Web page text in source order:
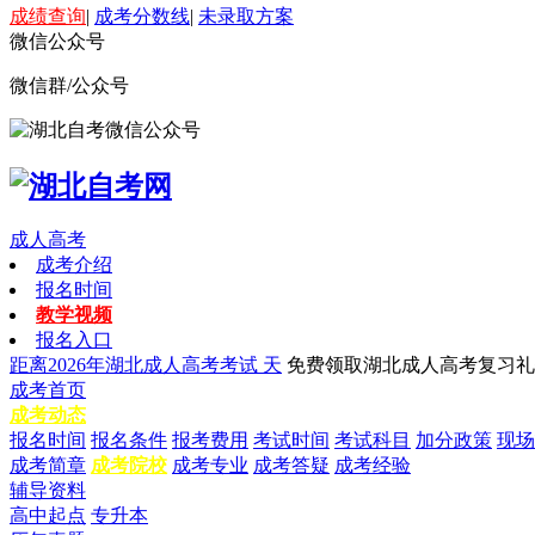
成绩查询| 成考分数线| 未录取方案
微信公众号
微信群/公众号
成人高考
成考介绍
报名时间
教学视频
报名入口
距离2026年湖北成人高考考试 天 免费领取湖北成人高考复习
成考首页
成考动态
报名时间 报名条件 报考费用 考试时间 考试科目 加分政策 现
成考简章 成考院校 成考专业 成考答疑 成考经验
辅导资料
高中起点 专升本